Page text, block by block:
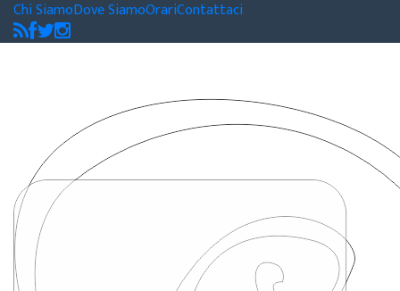
Chi SiamoDove SiamoOrariContattaci